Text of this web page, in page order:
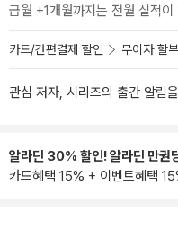
급월 +1개월까지는 전월 실적
카드/간편결제 할인 무이자 할부
관심 저자, 시리즈의 출간 알림
알라딘 30% 할인! 알라딘 만권
카드혜택 15% + 이벤트혜택